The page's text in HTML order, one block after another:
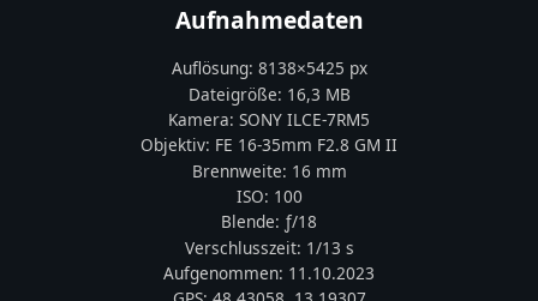
Aufnahmedaten
Auflösung: 8138×5425 px
Dateigröße: 16,3 MB
Kamera: SONY ILCE-7RM5
Objektiv: FE 16-35mm F2.8 GM II
Brennweite: 16 mm
ISO: 100
Blende: ƒ/18
Verschlusszeit: 1/13 s
Aufgenommen: 11.10.2023